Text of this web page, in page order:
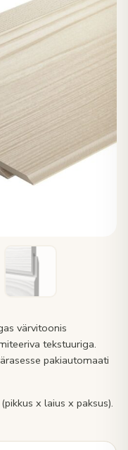
värvitoonis
tekstuuriga.
pakiautomaati
x laius x paksus).